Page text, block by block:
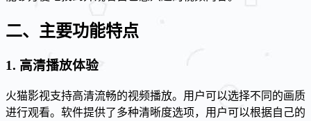
二、主要功能特点
1. 高清播放体验
火猫影视支持高清流畅的视频播放。用户可以选择不同的画质
进行观看。软件提供了多种清晰度选项，用户可以根据自己的